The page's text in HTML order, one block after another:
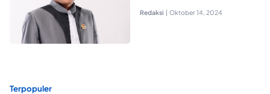
Redaksi | Oktober 14, 2024
Terpopuler